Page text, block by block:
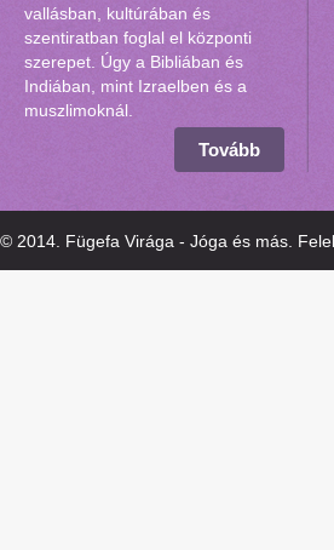
vallásban, kultúrában és
szentiratban foglal el központi
szerepet. Úgy a Bibliában és
Indiában, mint Izraelben és a
muszlimoknál.
Tovább
© 2014. Fügefa Virága - Jóga és más.